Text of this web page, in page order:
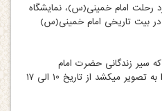
رحلت امام خمینی(س)، نمایشگاه
بیت تاریخی امام خمینی(س)
سیر زندگانی حضرت امام
خمینی(س) از ولادت تا رحلت را به تصویر میکشد از تاریخ ۱۰ الی ۱۷